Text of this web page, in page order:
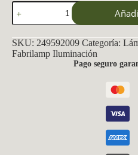
Colgante
House
Negro
125w
3000-
4000-
SKU: 249592009 Categoría:
Fabrilamp Iluminación
Pago seguro